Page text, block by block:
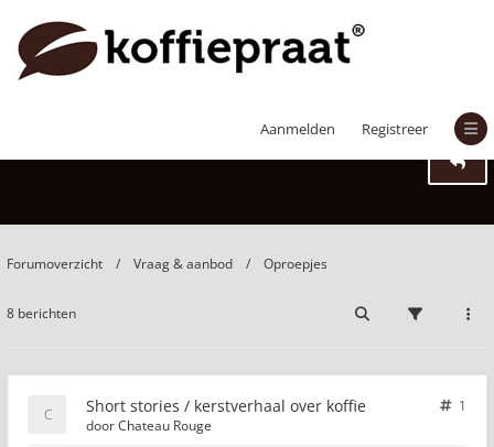
Aanmelden Registreer
Short stories / kerstverhaal over koffie
Forumoverzicht Vraag & aanbod Oproepjes
8 berichten
Short stories / kerstverhaal over koffie
1
doorChateau Rouge